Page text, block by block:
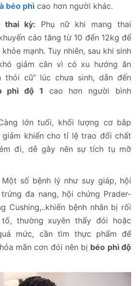
béo phì cao hơn người khác.
thai kỳ: Phụ nữ khi mang thai
cáo tăng từ 10 đến 12kg để
mạnh. Tuy nhiên, sau khi sinh
giảm cân vì có xu hướng ăn
thói cũ” lúc chưa sinh, dẫn đến
phì độ 1 cao hơn người bình
lớn tuổi, khối lượng cơ bắp
giảm khiến cho tỉ lệ trao đổi chất
đi, dễ gây nên sự tích tụ mỡ
Một số bệnh lý như suy giáp, hội
đa nang, hội chứng Prader-
Cushing,..khiến bệnh nhân bị rối
thường xuyên thấy đói hoặc
mức, cần tìm thực phẩm để
mãn cơn đói nên bị béo phì độ